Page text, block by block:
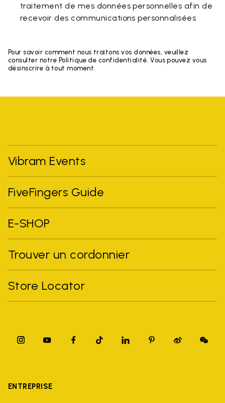
traitement de mes données personnelles afin de
recevoir des communications personnalisées
Pour savoir comment nous traitons vos données, veuillez
consulter notre Politique de confidentialité. Vous pouvez vous
désinscrire à tout moment.
Vibram Events
FiveFingers Guide
E-SHOP
Trouver un cordonnier
Store Locator
ENTREPRISE